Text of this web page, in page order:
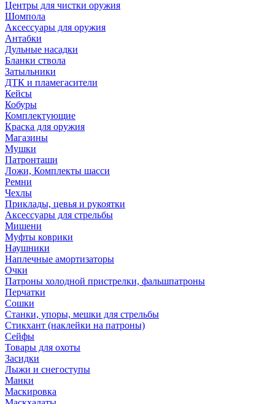
Центры для чистки оружия
Шомпола
Аксессуары для оружия
Антабки
Дульные насадки
Бланки ствола
Затыльники
ДТК и пламегасители
Кейсы
Кобуры
Комплектующие
Краска для оружия
Магазины
Мушки
Патронташи
Ложи, Комплекты шасси
Ремни
Чехлы
Приклады, цевья и рукоятки
Аксессуары для стрельбы
Мишени
Муфты коврики
Наушники
Наплечные амортизаторы
Очки
Патроны холодной пристрелки, фальшпатроны
Перчатки
Сошки
Станки, упоры, мешки для стрельбы
Стикхант (наклейки на патроны)
Сейфы
Товары для охоты
Засидки
Лыжи и снегоступы
Манки
Маскировка